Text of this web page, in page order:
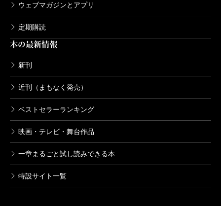
ウェブマガジンとアプリ
定期購読
本の最新情報
新刊
近刊（まもなく発売）
ベストセラーランキング
映画・テレビ・舞台作品
一章まるごと試し読みできる本
特設サイト一覧